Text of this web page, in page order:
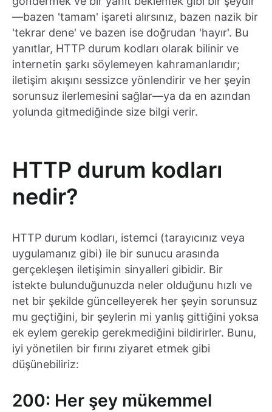
—bazen 'tamam' işareti alırsınız, bazen nazik bir
'tekrar dene' ve bazen ise doğrudan 'hayır'. Bu
yanıtlar, HTTP durum kodları olarak bilinir ve
internetin şarkı söylemeyen kahramanlarıdır;
iletişim akışını sessizce yönlendirir ve her şeyin
sorunsuz ilerlemesini sağlar—ya da en azından
yolunda gitmediğinde size bilgi verir.
HTTP durum kodları
nedir?
HTTP durum kodları, istemci (tarayıcınız veya
uygulamanız gibi) ile bir sunucu arasında
gerçekleşen iletişimin sinyalleri gibidir. Bir
istekte bulunduğunuzda neler olduğunu hızlı ve
net bir şekilde güncelleyerek her şeyin sorunsuz
mu geçtiğini, bir şeylerin mi yanlış gittiğini yoksa
ek eylem gerekip gerekmediğini bildirirler. Bunu,
iyi yönetilen bir fırını ziyaret etmek gibi
düşünebiliriz:
200: Her şey mükemmel